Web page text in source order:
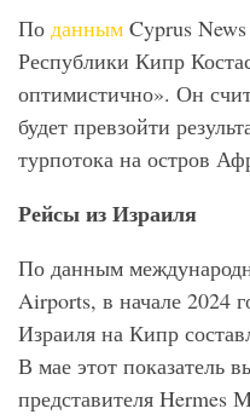
По данным Cyprus
Республики Кипр
оптимистично». Он
будет превзойти
турпотока на остров
Рейсы из Израиля
По данным
Airports, в начале 2024
Израиля на Кипр
В мае этот показатель
представителя Hermes